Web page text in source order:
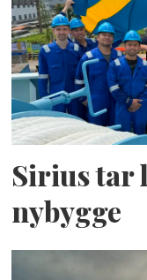
Sirius tar
nybygge